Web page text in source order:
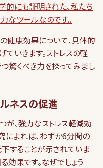
的にも証明された、私たち
なツールなのです。
健康効果について、具体的
いきます。ストレスの軽
驚くべき力を探ってみまし
ネスの促進
、強力なストレス軽減効
によれば、わずか6分間の
することが示されていま
効果です。なぜでしょう